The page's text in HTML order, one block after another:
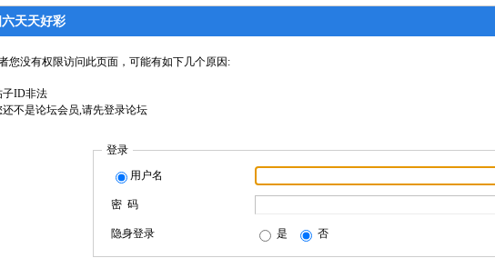
天天好彩
您没有权限访问此页面，可能有如下几个原因:
子ID非法
还不是论坛会员,请先登录论坛
登录
用户名
密 码
隐身登录 是 否